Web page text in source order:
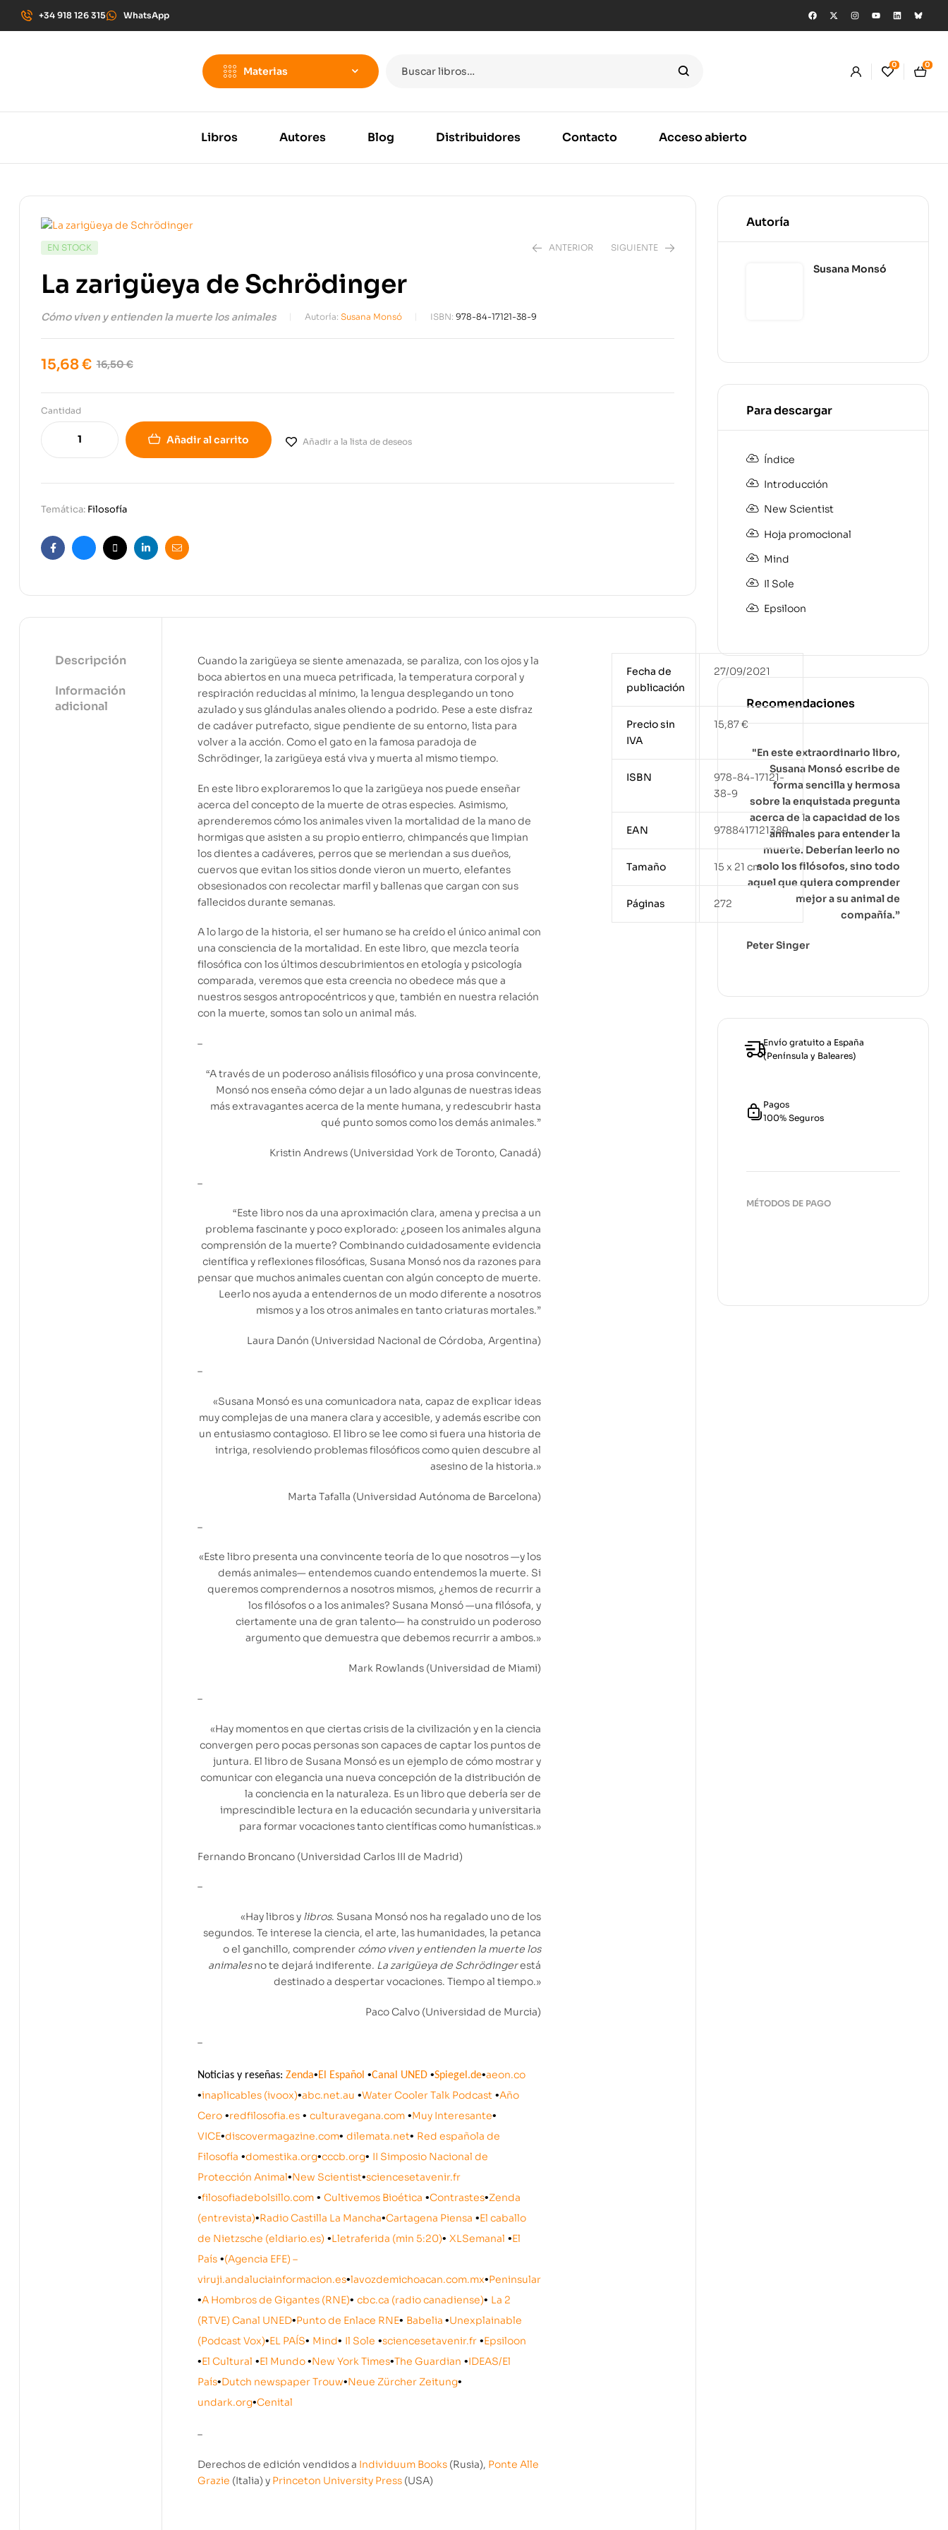
+34 918 126 315 WhatsApp
Materias
0 0
Libros Autores Blog Distribuidores Contacto Acceso abierto
EN STOCK ANTERIOR SIGUIENTE
La zarigüeya de Schrödinger
Cómo viven y entienden la muerte los animales Autoría: Susana Monsó ISBN: 978-84-17121-38-9
16,50€
15,68€
Cantidad
Añadir al carrito Añadir a la lista de deseos
Temática: Filosofía
FacebookBluesky
X Linkedin
Email
Descripción
Información
adicional
Cuando la zarigüeya se siente amenazada, se paraliza, con los ojos y la
boca abiertos en una mueca petrificada, la temperatura corporal y
respiración reducidas al mínimo, la lengua desplegando un tono
azulado y sus glándulas anales oliendo a podrido. Pese a este disfraz
de cadáver putrefacto, sigue pendiente de su entorno, lista para
volver a la acción. Como el gato en la famosa paradoja de
Schrödinger, la zarigüeya está viva y muerta al mismo tiempo.
En este libro exploraremos lo que la zarigüeya nos puede enseñar
acerca del concepto de la muerte de otras especies. Asimismo,
aprenderemos cómo los animales viven la mortalidad de la mano de
hormigas que asisten a su propio entierro, chimpancés que limpian
los dientes a cadáveres, perros que se meriendan a sus dueños,
cuervos que evitan los sitios donde vieron un muerto, elefantes
obsesionados con recolectar marfil y ballenas que cargan con sus
fallecidos durante semanas.
A lo largo de la historia, el ser humano se ha creído el único animal con
una consciencia de la mortalidad. En este libro, que mezcla teoría
filosófica con los últimos descubrimientos en etología y psicología
comparada, veremos que esta creencia no obedece más que a
nuestros sesgos antropocéntricos y que, también en nuestra relación
con la muerte, somos tan solo un animal más.
–
“A través de un poderoso análisis filosófico y una prosa convincente,
Monsó nos enseña cómo dejar a un lado algunas de nuestras ideas
más extravagantes acerca de la mente humana, y redescubrir hasta
qué punto somos como los demás animales.”
Kristin Andrews (Universidad York de Toronto, Canadá)
–
“Este libro nos da una aproximación clara, amena y precisa a un
problema fascinante y poco explorado: ¿poseen los animales alguna
comprensión de la muerte? Combinando cuidadosamente evidencia
científica y reflexiones filosóficas, Susana Monsó nos da razones para
pensar que muchos animales cuentan con algún concepto de muerte.
Leerlo nos ayuda a entendernos de un modo diferente a nosotros
mismos y a los otros animales en tanto criaturas mortales.”
Laura Danón (Universidad Nacional de Córdoba, Argentina)
–
«Susana Monsó es una comunicadora nata, capaz de explicar ideas
muy complejas de una manera clara y accesible, y además escribe con
un entusiasmo contagioso. El libro se lee como si fuera una historia de
intriga, resolviendo problemas filosóficos como quien descubre al
asesino de la historia.»
Marta Tafalla (Universidad Autónoma de Barcelona)
–
«Este libro presenta una convincente teoría de lo que nosotros —y los
demás animales— entendemos cuando entendemos la muerte. Si
queremos comprendernos a nosotros mismos, ¿hemos de recurrir a
los filósofos o a los animales? Susana Monsó —una filósofa, y
ciertamente una de gran talento— ha construido un poderoso
argumento que demuestra que debemos recurrir a ambos.»
Mark Rowlands (Universidad de Miami)
–
«Hay momentos en que ciertas crisis de la civilización y en la ciencia
convergen pero pocas personas son capaces de captar los puntos de
juntura. El libro de Susana Monsó es un ejemplo de cómo mostrar y
comunicar con elegancia una nueva concepción de la distribución de
la conciencia en la naturaleza. Es un libro que debería ser de
imprescindible lectura en la educación secundaria y universitaria
para formar vocaciones tanto científicas como humanísticas.»
Fernando Broncano (Universidad Carlos III de Madrid)
–
«Hay libros y libros. Susana Monsó nos ha regalado uno de los
segundos. Te interese la ciencia, el arte, las humanidades, la petanca
o el ganchillo, comprender cómo viven y entienden la muerte los
animalesno te dejará indiferente. La zarigüeya de Schrödingerestá
destinado a despertar vocaciones. Tiempo al tiempo.»
Paco Calvo (Universidad de Murcia)
–
Noticias y reseñas: Zenda•El Español •Canal UNED •Spiegel.de•aeon.co
•inaplicables (ivoox)•abc.net.au •Water Cooler Talk Podcast •Año
Cero •redfilosofia.es • culturavegana.com •Muy Interesante•
VICE•discovermagazine.com• dilemata.net• Red española de
Filosofía •domestika.org•cccb.org• II Simposio Nacional de
Protección Animal•New Scientist•sciencesetavenir.fr
•filosofiadebolsillo.com • Cultivemos Bioética •Contrastes•Zenda
(entrevista)•Radio Castilla La Mancha•Cartagena Piensa •El caballo
de Nietzsche (eldiario.es) •Lletraferida (min 5:20)• XLSemanal •El
País •(Agencia EFE) –
viruji.andaluciainformacion.es•lavozdemichoacan.com.mx•Peninsular
•A Hombros de Gigantes (RNE)• cbc.ca (radio canadiense)• La 2
(RTVE) Canal UNED•Punto de Enlace RNE• Babelia •Unexplainable
(Podcast Vox)•EL PAÍS• Mind• Il Sole •sciencesetavenir.fr •Epsiloon
•El Cultural •El Mundo•New York Times•The Guardian •IDEAS/El
País•Dutch newspaper Trouw•Neue Zürcher Zeitung•
undark.org•Cenital
–
Derechos de edición vendidos a Individuum Books (Rusia), Ponte Alle
Grazie (Italia) y Princeton University Press (USA)
Fecha de
publicación
27/09/2021
Precio sin
IVA
15,87€
ISBN
978-84-17121-
38-9
EAN 9788417121389
Tamaño 15 x 21 cm
Páginas 272
Autoría
Susana Monsó
Para descargar
Índice
Introducción
New Scientist
Hoja promocional
Mind
Il Sole
Epsiloon
Recomendaciones
"En este extraordinario libro,
Susana Monsó escribe de
forma sencilla y hermosa
sobre la enquistada pregunta
acerca de la capacidad de los
animales para entender la
muerte. Deberían leerlo no
solo los filósofos, sino todo
aquel que quiera comprender
mejor a su animal de
compañía.”
Peter Singer
Envío gratuito a España
(Península y Baleares)
Pagos
100% Seguros
MÉTODOS DE PAGO